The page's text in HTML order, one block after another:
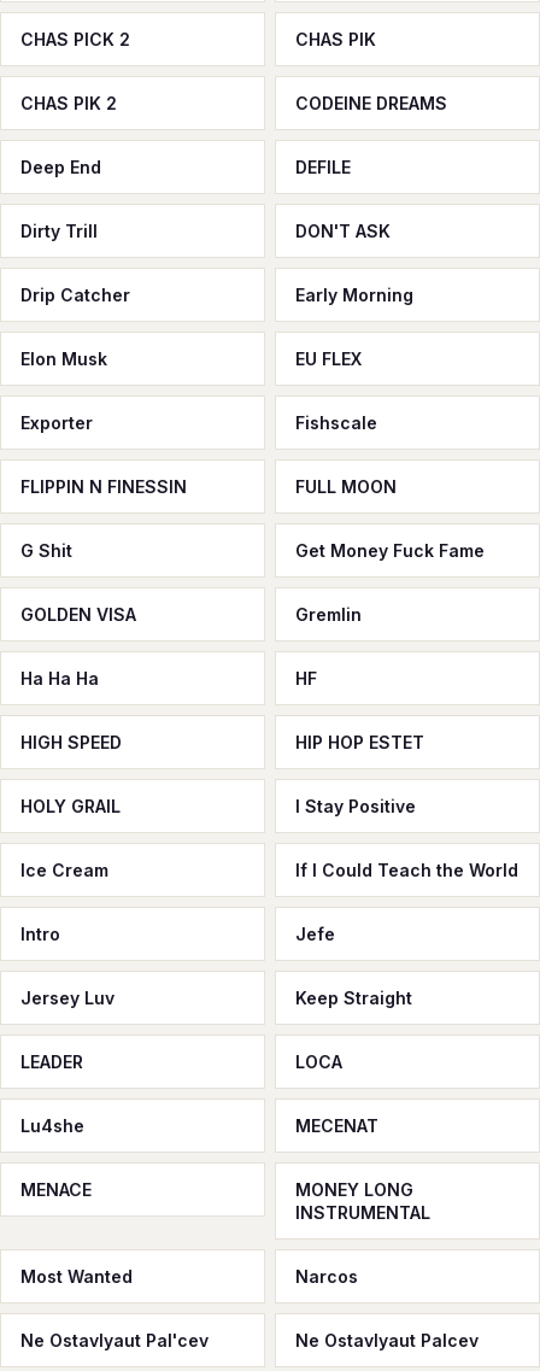
CHAS PICK 2 CHAS PIK
CHAS PIK 2 CODEINE DREAMS
Deep End DEFILE
Dirty Trill DON'T ASK
Drip Catcher Early Morning
Elon Musk EU FLEX
Exporter Fishscale
FLIPPIN N FINESSIN FULL MOON
G Shit Get Money Fuck Fame
GOLDEN VISA Gremlin
Ha Ha Ha HF
HIGH SPEED HIP HOP ESTET
HOLY GRAIL I Stay Positive
Ice Cream If I Could Teach the World
Intro Jefe
Jersey Luv Keep Straight
LEADER LOCA
Lu4she MECENAT
MENACE
MONEY LONG
INSTRUMENTAL
Most Wanted Narcos
Ne Ostavlyaut Pal'cev Ne Ostavlyaut Palcev